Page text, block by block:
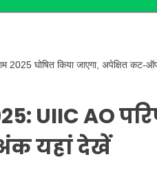
2025 घोषित किया जाएगा, अपेक्षित
UIIC AO
यहां देखें